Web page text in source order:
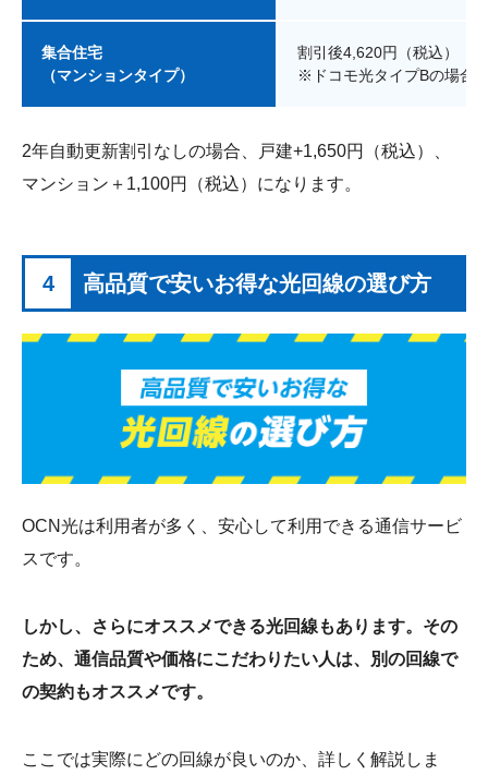
集合住宅
（マンションタイプ）
割引後4,620円（税込）
※ドコモ光タイプBの場合
2年自動更新割引なしの場合、戸建+1,650円（税込）、
マンション＋1,100円（税込）になります。
4 高品質で安いお得な光回線の選び方
OCN光は利用者が多く、安心して利用できる通信サービ
スです。
しかし、さらにオススメできる光回線もあります。その
ため、通信品質や価格にこだわりたい人は、別の回線で
の契約もオススメです。
ここでは実際にどの回線が良いのか、詳しく解説しま